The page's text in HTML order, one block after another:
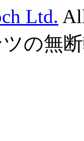
Ltd.
の無